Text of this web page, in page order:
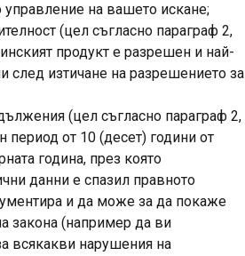
управление на вашето искане;
(цел съгласно параграф 2,
продукт е разрешен и най-
след изтичане на разрешението за
(цел съгласно параграф 2,
период от 10 (десет) години от
година, през която
данни е спазил правното
и да може за да покаже
закона (например да ви
всякакви нарушения на